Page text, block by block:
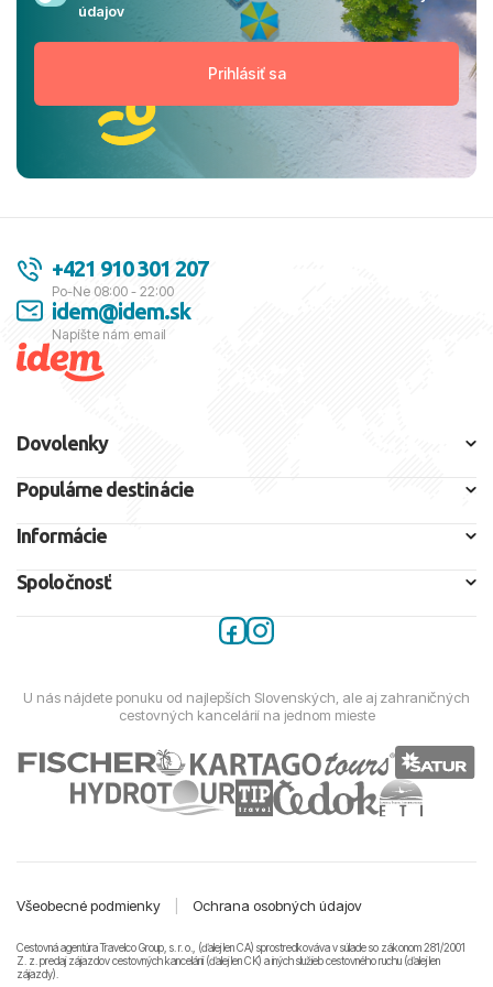
údajov
+421 910 301 207
Po-Ne 08:00 - 22:00
idem@idem.sk
Napíšte nám email
Dovolenky
Populárne destinácie
Informácie
Spoločnosť
U nás nájdete ponuku od najlepších Slovenských, ale aj zahraničných
cestovných kancelárií na jednom mieste
Všeobecné podmienky Ochrana osobných údajov
Cestovná agentúra Travelco Group, s. r. o., (ďalej len CA) sprostredkováva v súlade so zákonom 281/2001
Z. z. predaj zájazdov cestovných kancelárii (ďalej len CK) a iných služieb cestovného ruchu (ďalej len
zájazdy).